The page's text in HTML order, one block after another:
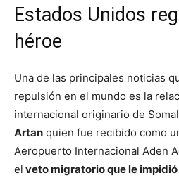
Estados Unidos
héroe
Una de las principales noticias
repulsión en el mundo es la
internacional originario de
Artan quien fue recibido como
Aeropuerto Internacional Aden
el veto migratorio que le